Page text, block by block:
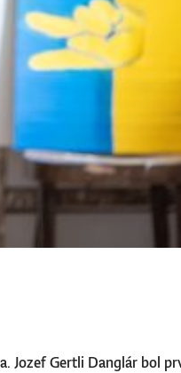
Jozef Gertli Danglár bol